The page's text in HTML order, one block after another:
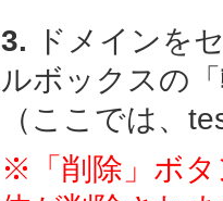
3. ドメインを
ルボックスの「
（ここでは、
※「削除」ボ